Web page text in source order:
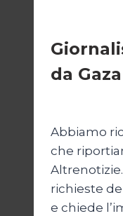
da Gaza
Abbiamo
che
richieste
e chiede